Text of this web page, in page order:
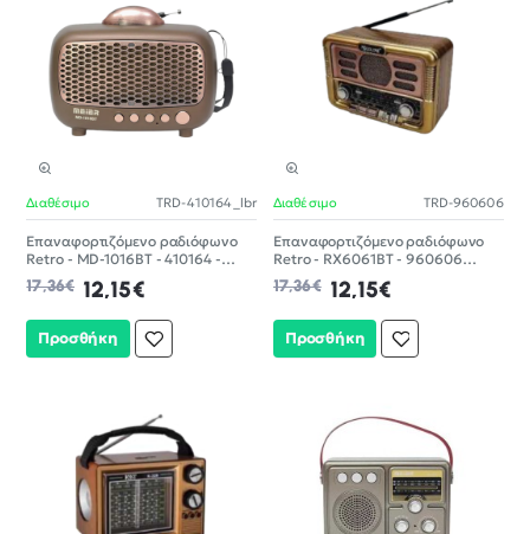
-30%
Διαθέσιμο TRD-410164_lbr
Επαναφορτιζόμενο ραδιόφωνο
Retro - MD-1016BT - 410164 -
Light Brown12,15€
17,36€
Προσθήκη
-30%
Διαθέσιμο TRD-960606
Επαναφορτιζόμενο ραδιόφωνο
Retro - RX6061BT - 960606
(Copy)
12,15€
17,36€
Προσθήκη